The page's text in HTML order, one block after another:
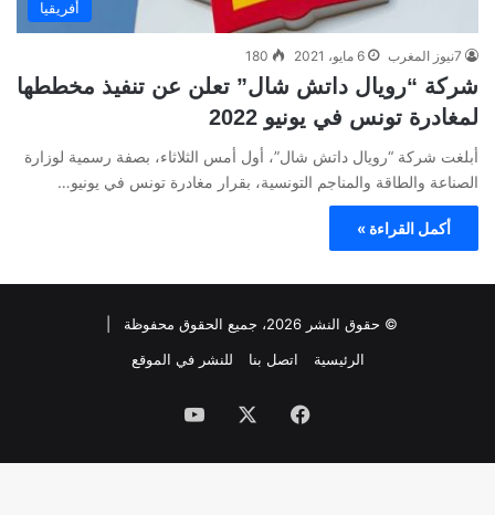
أفريقيا
7نيوز المغرب 6 مايو، 2021 180
شركة “رويال داتش شال” تعلن عن تنفيذ مخططها
لمغادرة تونس في يونيو 2022
أبلغت شركة “رويال داتش شال”، أول أمس الثلاثاء، بصفة رسمية لوزارة
الصناعة والطاقة والمناجم التونسية، بقرار مغادرة تونس في يونيو…
أكمل القراءة »
© حقوق النشر 2026، جميع الحقوق محفوظة |
الرئيسية
اتصل بنا للنشر في الموقع
فيسبوك